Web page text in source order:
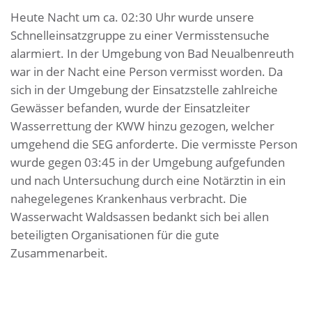
Heute Nacht um ca. 02:30 Uhr wurde unsere
Schnelleinsatzgruppe zu einer Vermisstensuche
alarmiert. In der Umgebung von Bad Neualbenreuth
war in der Nacht eine Person vermisst worden. Da
sich in der Umgebung der Einsatzstelle zahlreiche
Gewässer befanden, wurde der Einsatzleiter
Wasserrettung der KWW hinzu gezogen, welcher
umgehend die SEG anforderte. Die vermisste Person
wurde gegen 03:45 in der Umgebung aufgefunden
und nach Untersuchung durch eine Notärztin in ein
nahegelegenes Krankenhaus verbracht. Die
Wasserwacht Waldsassen bedankt sich bei allen
beteiligten Organisationen für die gute
Zusammenarbeit.